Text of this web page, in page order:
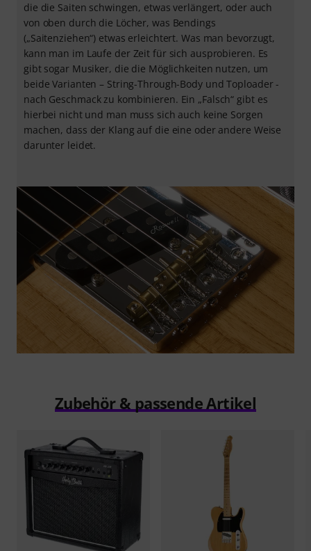
die die Saiten schwingen, etwas verlängert, oder auch
von oben durch die Löcher, was Bendings
(„Saitenziehen“) etwas erleichtert. Was man bevorzugt,
kann man im Laufe der Zeit für sich ausprobieren. Es
gibt sogar Musiker, die die Möglichkeiten nutzen, um
beide Varianten – String-Through-Body und Toploader -
nach Geschmack zu kombinieren. Ein „Falsch“ gibt es
hierbei nicht und man muss sich auch keine Sorgen
machen, dass der Klang auf die eine oder andere Weise
darunter leidet.
Zubehör & passende Artikel